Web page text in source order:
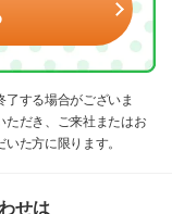
する場合がございま
だき、ご来社またはお
た方に限ります。
せは